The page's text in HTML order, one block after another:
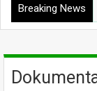
Breaking News